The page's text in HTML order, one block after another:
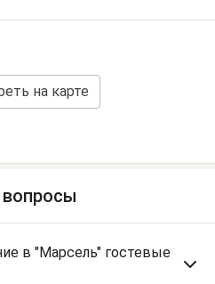
на карте
в "Марсель" гостевые